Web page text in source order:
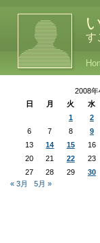
す
2008年
日
月 火 水
1
2
6
7 8 9
13
14 15 16
20
21 22 23
27
28 29
30
« 3月
5月 »